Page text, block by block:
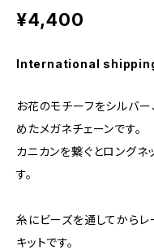
¥4,400
International
お花のモチーフをシルバ
めたメガネチェーンです。
カニカンを繋ぐとロングネ
す。
糸にビーズを通してからレ
キットです。